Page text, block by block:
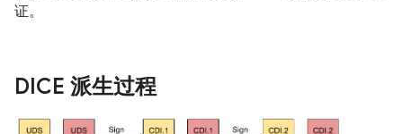
证。
DICE 派生过程